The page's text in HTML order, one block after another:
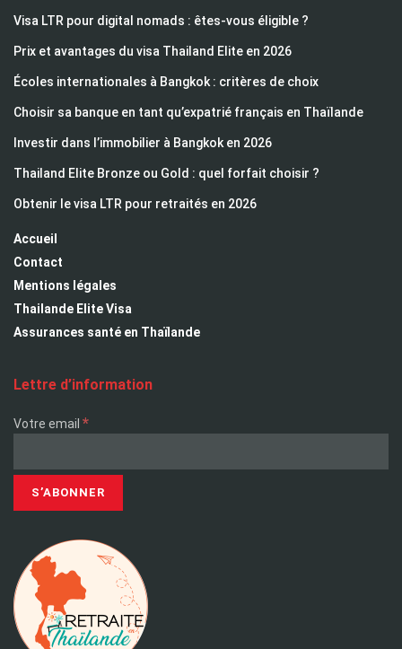
Visa LTR pour digital nomads : êtes-vous éligible ?
Prix et avantages du visa Thailand Elite en 2026
Écoles internationales à Bangkok : critères de choix
Choisir sa banque en tant qu’expatrié français en Thaïlande
Investir dans l’immobilier à Bangkok en 2026
Thailand Elite Bronze ou Gold : quel forfait choisir ?
Obtenir le visa LTR pour retraités en 2026
Accueil
Contact
Mentions légales
Thailande Elite Visa
Assurances santé en Thaïlande
Lettre d’information
Votre email *